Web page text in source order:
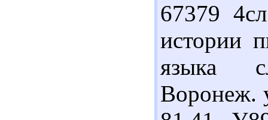
67379
истории
языка
Воронеж.